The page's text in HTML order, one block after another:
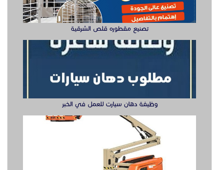
تصنيع مقطوره قلص الشرقية
وظيفة دهان سيارت للعمل في الخبر